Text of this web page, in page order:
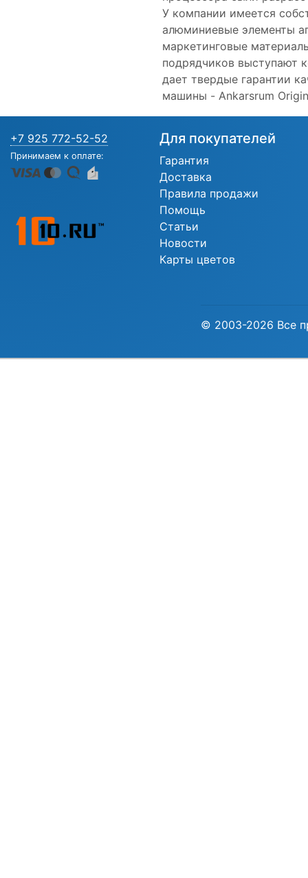
У компании имеется
алюминиевые элементы
маркетинговые
подрядчиков выступают
дает твердые гарантии
машины - Ankarsrum
+7 925 772-52-52
Принимаем к оплате:
Для покупателей
Гарантия
Доставка
Правила продажи
Помощь
Статьи
Новости
Карты цветов
© 2003-2026 Все